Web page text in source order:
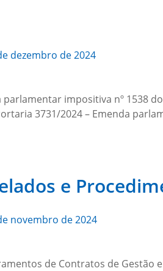
dezembro de 2024
parlamentar impositiva nº 1538
3731/2024 – Emenda
e
novembro de 2024
de Contratos de Gestão e